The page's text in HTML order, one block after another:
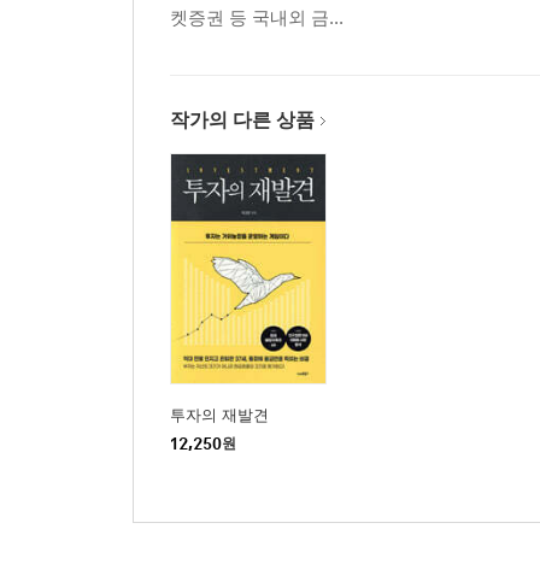
켓증권 등 국내외 금...
작가의 다른 상품
투자의 재발견
12,250원